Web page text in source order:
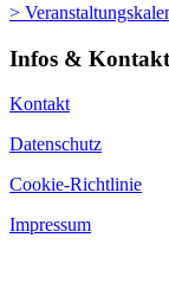
>
Infos & Kontakt
Kontakt
Datenschutz
Cookie-Richtlinie
Impressum